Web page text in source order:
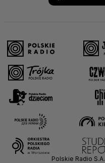
Polskie Radio S.A.